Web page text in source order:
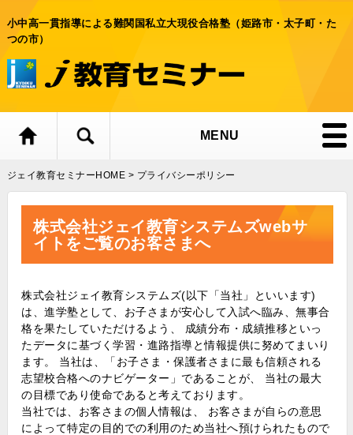
小中高一貫指導による難関国私立大現役合格塾（姫路市・太子町・た
つの市）
MENU
ジェイ教育セミナーHOME > プライバシーポリシー
株式会社ジェイ教育システムズwebサ
イトをご覧のお客さまへ
株式会社ジェイ教育システムズ(以下「当社」といいます)
は、進学塾として、お子さまが安心して入試へ臨み、無事合
格を果たしていただけるよう、 成績分布・成績推移といっ
たデータに基づく学習・進路指導と情報提供に努めてまいり
ます。 当社は、「お子さま・保護者さまに最も信頼される
志望校合格へのナビゲーター」であることが、 当社の最大
の目標であり使命であると考えております。
当社では、お客さまの個人情報は、 お客さまが自らの意思
によって特定の目的での利用のため当社へ預けられたもので